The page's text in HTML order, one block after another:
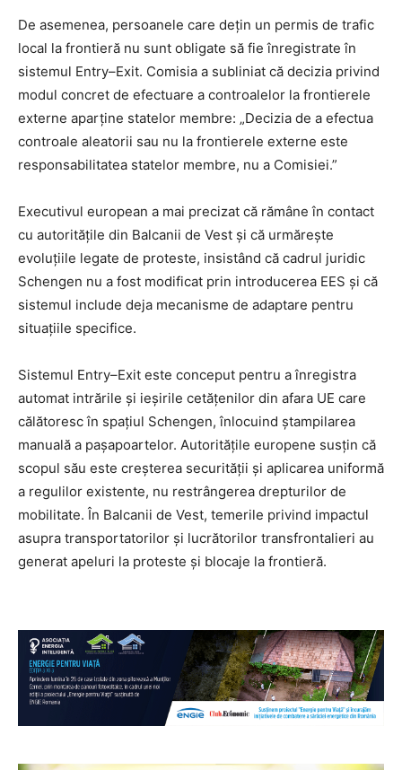
De asemenea, persoanele care dețin un permis de trafic
local la frontieră nu sunt obligate să fie înregistrate în
sistemul Entry–Exit. Comisia a subliniat că decizia privind
modul concret de efectuare a controalelor la frontierele
externe aparține statelor membre: „Decizia de a efectua
controale aleatorii sau nu la frontierele externe este
responsabilitatea statelor membre, nu a Comisiei.”
Executivul european a mai precizat că rămâne în contact
cu autoritățile din Balcanii de Vest și că urmărește
evoluțiile legate de proteste, insistând că cadrul juridic
Schengen nu a fost modificat prin introducerea EES și că
sistemul include deja mecanisme de adaptare pentru
situațiile specifice.
Sistemul Entry–Exit este conceput pentru a înregistra
automat intrările și ieșirile cetățenilor din afara UE care
călătoresc în spațiul Schengen, înlocuind ștampilarea
manuală a pașapoartelor. Autoritățile europene susțin că
scopul său este creșterea securității și aplicarea uniformă
a regulilor existente, nu restrângerea drepturilor de
mobilitate. În Balcanii de Vest, temerile privind impactul
asupra transportatorilor și lucrătorilor transfrontalieri au
generat apeluri la proteste și blocaje la frontieră.